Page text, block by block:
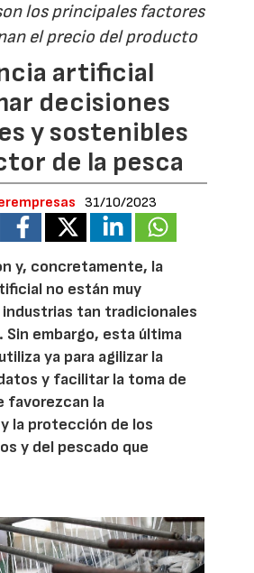
los principales factores
el precio del producto
artificial
decisiones
y sostenibles
de la pesca
31/10/2023
y, concretamente, la
no están muy
tan tradicionales
Sin embargo, esta última
ya para agilizar la
y facilitar la toma de
favorezcan la
la protección de los
y del pescado que